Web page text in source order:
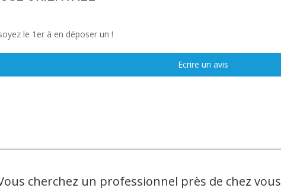
le 1er à en déposer un !
Ecrire un avis
cherchez un professionnel près de chez